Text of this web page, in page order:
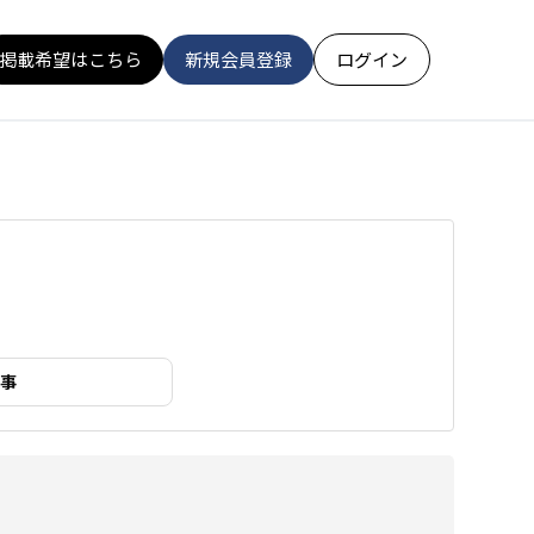
掲載希望はこちら 新規会員登録 ログイン